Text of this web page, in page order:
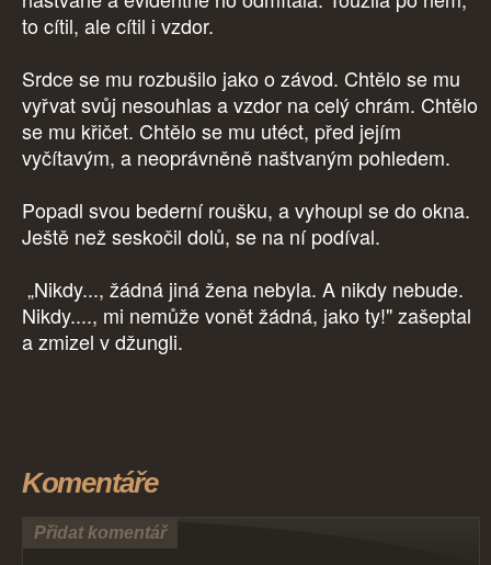
to cítil, ale cítil i vzdor.
Srdce se mu rozbušilo jako o závod. Chtělo se mu
vyřvat svůj nesouhlas a vzdor na celý chrám. Chtělo
se mu křičet. Chtělo se mu utéct, před jejím
vyčítavým, a neoprávněně naštvaným pohledem.
Popadl svou bederní roušku, a vyhoupl se do okna.
Ještě než seskočil dolů, se na ní podíval.
„Nikdy..., žádná jiná žena nebyla. A nikdy nebude.
Nikdy...., mi nemůže vonět žádná, jako ty!" zašeptal
a zmizel v džungli.
Komentáře
Přidat komentář